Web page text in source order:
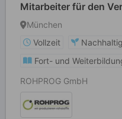
Mitarbeiter für den
München
Vollzeit
Fort- und
ROHPROG GmbH